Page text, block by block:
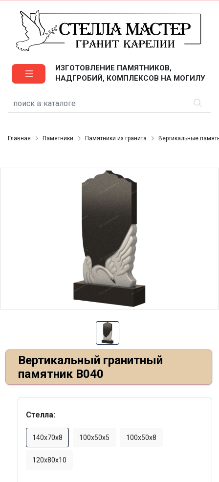
ИЗГОТОВЛЕНИЕ ПАМЯТНИКОВ,
НАДГРОБИЙ, КОМПЛЕКСОВ НА МОГИЛУ
Главная Памятники Памятники из гранита Вертикальные
Вертикальный гранитный
памятник В040
Стелла:
140х70х8 100x50x5 100x50x8
120x80x10